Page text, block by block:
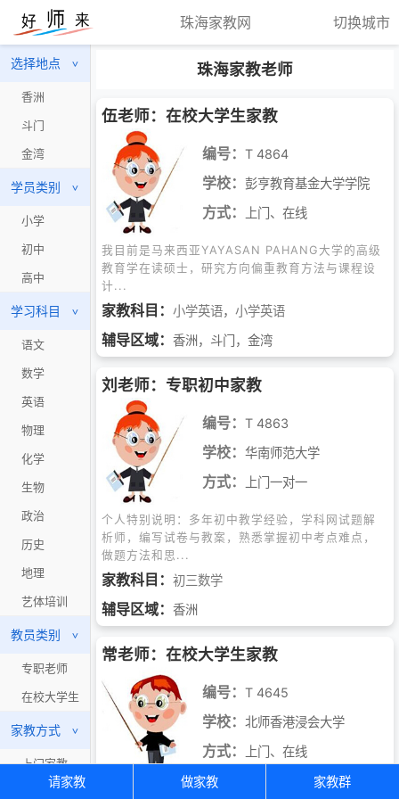
珠海家教网 切换城市
选择地点 >
香洲
斗门
金湾
学员类别 >
小学
初中
高中
学习科目 >
语文
数学
英语
物理
化学
生物
政治
历史
地理
艺体培训
教员类别 >
专职老师
在校大学生
家教方式 >
上门家教
在线网课
珠海家教老师
伍老师：在校大学生家教
编号： T 4864
学校： 彭亨教育基金大学学院
方式： 上门、在线
我目前是马来西亚YAYASAN PAHANG大学的高级
教育学在读硕士，研究方向偏重教育方法与课程设
计...
家教科目：小学英语，小学英语
辅导区域：香洲，斗门，金湾
刘老师：专职初中家教
编号： T 4863
学校： 华南师范大学
方式： 上门一对一
个人特别说明：多年初中教学经验，学科网试题解
析师，编写试卷与教案，熟悉掌握初中考点难点，
做题方法和思...
家教科目：初三数学
辅导区域：香洲
常老师：在校大学生家教
编号： T 4645
学校： 北师香港浸会大学
方式： 上门、在线
本人英语四六级，雅思 6.0，美国大学生数学竞赛
请家教 做家教 家教群